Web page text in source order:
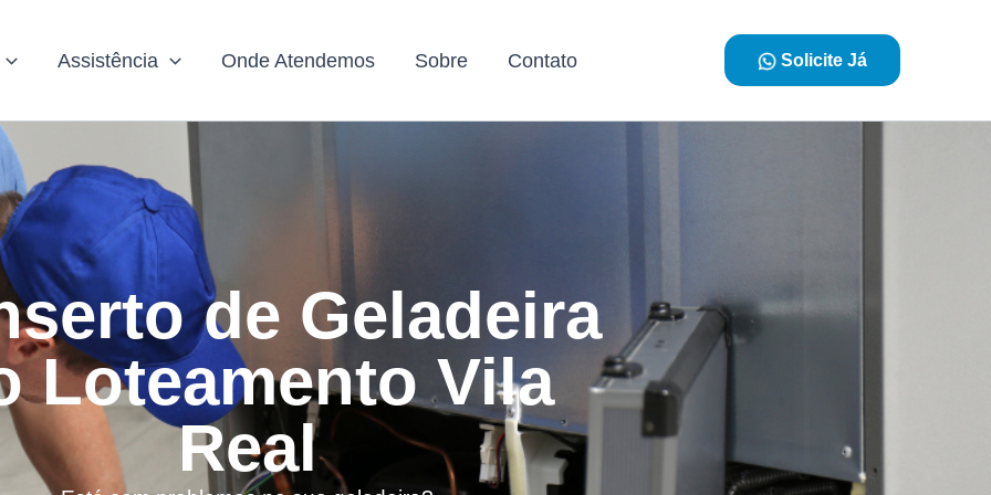
Assistência Onde Atendemos Sobre Contato Solicite Já
de Geladeira
Loteamento Vila
Real